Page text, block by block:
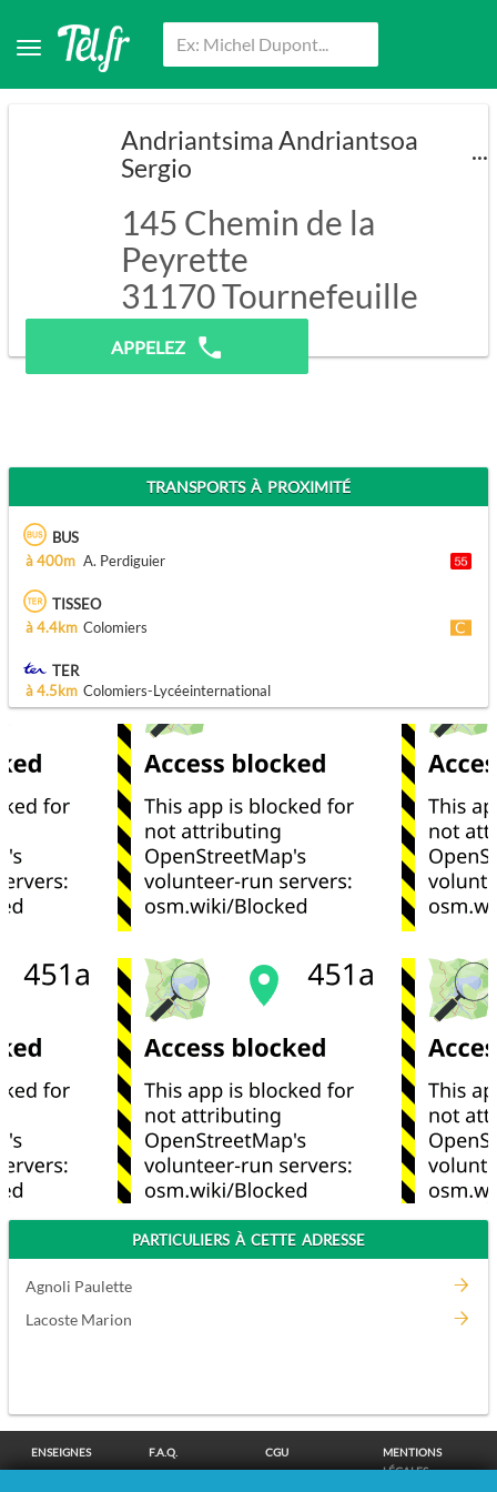
Andriantsima Andriantsoa
Sergio
145 Chemin de la
Peyrette
31170Tournefeuille
Pas de prospection.
APPELEZ
TRANSPORTS À PROXIMITÉ
BUS
à 400m A. Perdiguier
TISSEO
à 4.4km Colomiers
TER
à 4.5km Colomiers-Lycéeinternational
PARTICULIERS À CETTE ADRESSE
Agnoli Paulette
Lacoste Marion
ENSEIGNES F.A.Q. CGU
MENTIONS
LÉGALES